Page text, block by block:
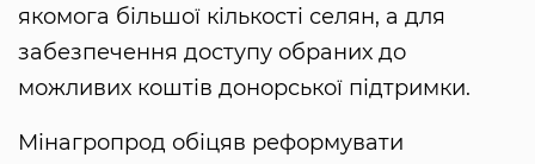
якомога більшої кількості селян, а для
забезпечення доступу обраних до
можливих коштів донорської підтримки.
Мінагропрод обіцяв реформувати